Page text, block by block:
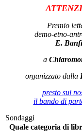
Premio
demo-etno-
E.
a
organizzato dalla
presto sul
il bando di
Sondaggi
Quale categoria di